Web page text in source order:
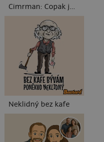
Cimrman: Copak jmelí
Neklidný bez kafe